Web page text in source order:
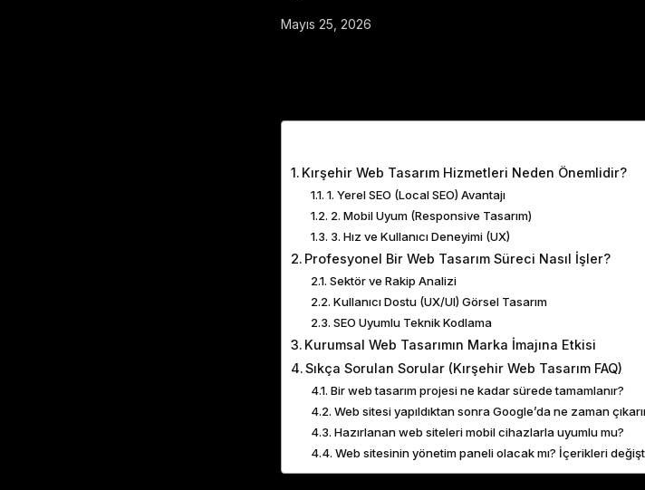
Mayıs 25, 2026
Kırşehir Web Tasarım Hizmetleri Neden Önemlidir?
1. Yerel SEO (Local SEO) Avantajı
2. Mobil Uyum (Responsive Tasarım)
3. Hız ve Kullanıcı Deneyimi (UX)
Profesyonel Bir Web Tasarım Süreci Nasıl İşler?
Sektör ve Rakip Analizi
Kullanıcı Dostu (UX/UI) Görsel Tasarım
SEO Uyumlu Teknik Kodlama
Kurumsal Web Tasarımın Marka İmajına Etkisi
Sıkça Sorulan Sorular (Kırşehir Web Tasarım FAQ)
Bir web tasarım projesi ne kadar sürede tamamlanır?
Web sitesi yapıldıktan sonra Google’da ne zaman
Hazırlanan web siteleri mobil cihazlarla uyumlu mu?
Web sitesinin yönetim paneli olacak mı? İçerikleri